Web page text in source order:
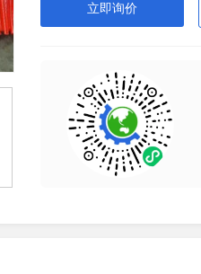
立即询价